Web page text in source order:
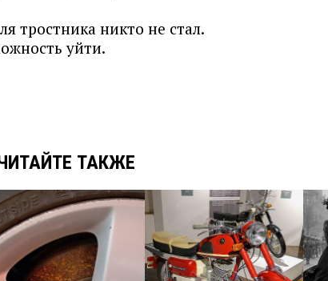
тростника никто не стал.
уйти.
ТАКЖЕ